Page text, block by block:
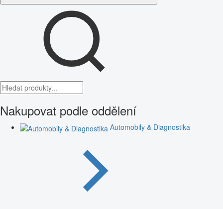
Nakupovat podle oddělení
Automobily & Diagnostika